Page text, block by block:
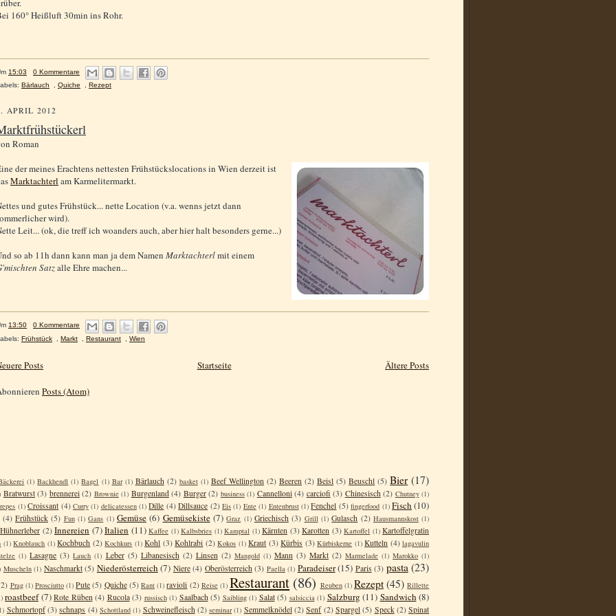
160° Heißluft 30min ins Rohr.
15:03
0 Kommentare
Bärlauch , Quiche , Rezept
APRIL 2012
Roman
der meines Erachtens nettesten Frühstückslocations in Wien derzeit ist
Marktachterl am Karmelitermarkt.
und gutes Frühstück... nette Location (v.a. wenns jetzt dann
wird).
Leit... (ok, die treff ich woanders auch, aber hier halt besonders gerne...)
so ab 11h dann kann man ja dem Namen Marktachterlmit einem
Satzalle Ehre machen...
13:50
0 Kommentare
Frühstück Markt Restaurant Wien
Posts Ältere Posts
Startseite
Posts (Atom)
(1) Backhendl (1) Bagel (1) Bar (1) Bärlauch (2) basket (1) Beef Wellington (2) Beeren (2) Beisl (5) Beuschl (5) Bier (17)
Bratwurst (3) brennerei (2) Brownie (1) Burgenland (4) Burger (2) business (1) Cannelloni (4) carciofi (3) Chinesisch (2) Chutney (1)
(1) Croissant (4) Curry (1) delicatessen (1) Dille (4) Dillsauce (2) Eis (1) Ente (1) Entenbrust (1) Fenchel (5) fingerfood (1) Fisch (10)
(4) Frühstück (5) Fun (1) Gans (1) Gemüse (6) Gemüsekiste (7) Graz (1) Griechisch (3) Grill (1) Gulasch (2) Hausmannskost (1)
Hühnerleber (2) Innereien (7)Italien (11) Kaffee (1) Kalbsbries (1) Kamptal (1) Kärnten (3) Karotten (3) Kartoffel (1) Kartoffelgratin
(1) Knoblauch (1) Kochbuch (2) Kochkurs (1) Kohl (3) Kohlrabi (2) Kokos (1) Kraut (3) Kürbis (3) Kürbiskerne (1) Kutteln (4) lagavulin
(1) Lasagne (3) Lauch (1) Leber (5) Libanesisch (2) Linsen (2) Mangold (1) Mann (3) Markt (2) Marmelade (1) Marokko (1)
Muscheln (1) Naschmarkt (5) Niederösterreich (7) Niere (4) Oberösterreich (3) Paella (1) Paradeiser(15) Paris (3) pasta (23)
Prag (1) Prosciutto (1) Pute (5) Quiche (5) Rant (1) ravioli (2) Reise (1) Restaurant (86) Reuben (1) Rezept (45) Rillette
roastbeef (7) Rote Rüben (4) Rucola (3) russisch (1) Saalbach (5) Saibling (1) Salat (5) salsiccia (1) Salzburg (11) Sandwich (8)
Schmortopf (3) schnaps (4) Schottland (1) Schweinefleisch (2) seminar (1) Semmelknödel (2) Senf (2) Spargel (5) Speck (2) Spinat